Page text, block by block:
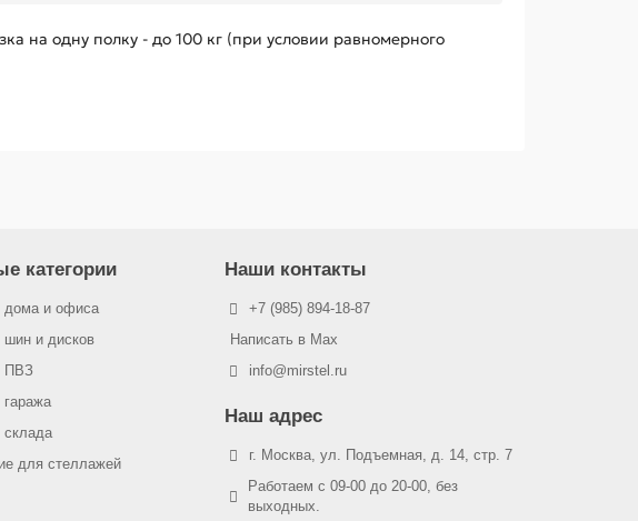
на одну полку - до 100 кг (при условии равномерного
категории
дома и офиса
и дисков
ПВЗ
для стеллажей
Наши контакты
+7 (985) 894-18-87
Написать в Max
info@mirstel.ru
Наш адрес
г. Москва, ул. Подъемная, д. 14, стр. 7
Работаем с 09-00 до 20-00, без
выходных.